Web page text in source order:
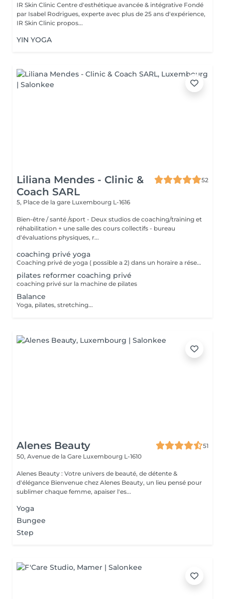
IR Skin Clinic Centre d'esthétique avancée & intégrative Fondé
par Isabel Rodrigues, experte avec plus de 25 ans d'expérience,
IR Skin Clinic propos...
YIN YOGA
Liliana Mendes - Clinic &
Coach SARL
52
5, Place de la gare Luxembourg L-1616
Bien-être / santé /sport - Deux studios de coaching/training et
réhabilitation + une salle des cours collectifs - bureau
d'évaluations physiques, r...
coaching privé yoga
Coaching privé de yoga ( possible a 2) dans un horaire a réservé
pilates reformer coaching privé
coaching privé sur la machine de pilates
Balance
Yoga, pilates, stretching...
Alenes Beauty
51
50, Avenue de la Gare Luxembourg L-1610
Alenes Beauty : Votre univers de beauté, de détente &
d'élégance Bienvenue chez Alenes Beauty, un lieu pensé pour
sublimer chaque femme, apaiser l'es...
Yoga
Bungee
Step